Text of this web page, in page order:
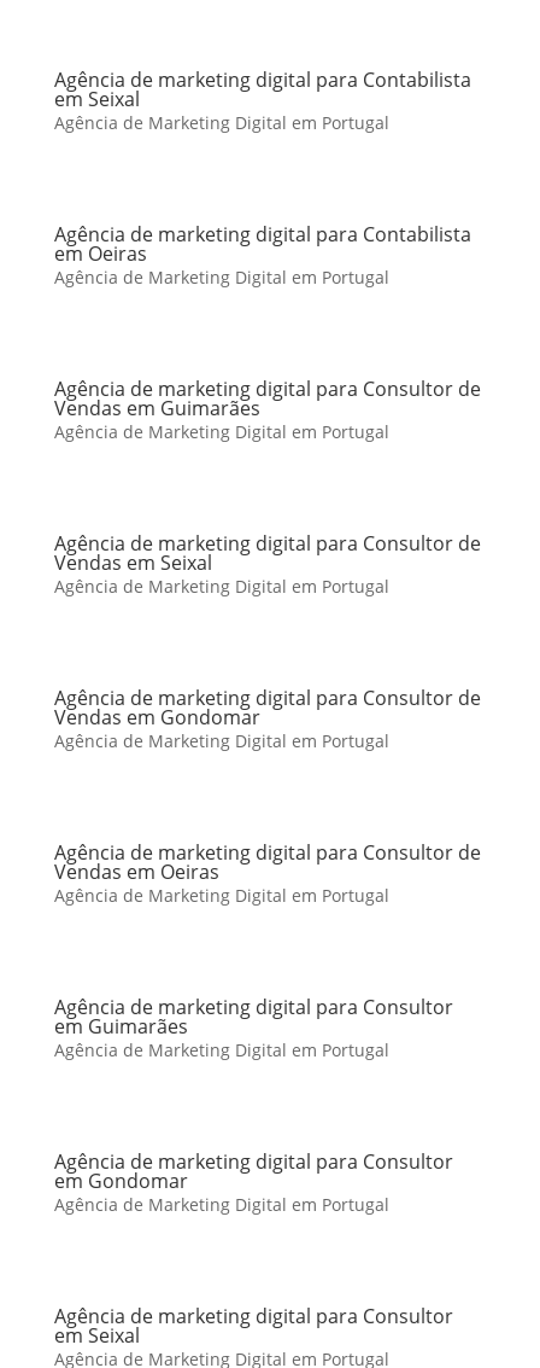
Agência de marketing digital para Contabilista
em Seixal
Agência de Marketing Digital em Portugal
Agência de marketing digital para Contabilista
em Oeiras
Agência de Marketing Digital em Portugal
Agência de marketing digital para Consultor de
Vendas em Guimarães
Agência de Marketing Digital em Portugal
Agência de marketing digital para Consultor de
Vendas em Seixal
Agência de Marketing Digital em Portugal
Agência de marketing digital para Consultor de
Vendas em Gondomar
Agência de Marketing Digital em Portugal
Agência de marketing digital para Consultor de
Vendas em Oeiras
Agência de Marketing Digital em Portugal
Agência de marketing digital para Consultor
em Guimarães
Agência de Marketing Digital em Portugal
Agência de marketing digital para Consultor
em Gondomar
Agência de Marketing Digital em Portugal
Agência de marketing digital para Consultor
em Seixal
Agência de Marketing Digital em Portugal